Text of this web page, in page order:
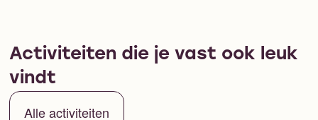
Activiteiten die je vast ook leuk
vindt
Alle activiteiten